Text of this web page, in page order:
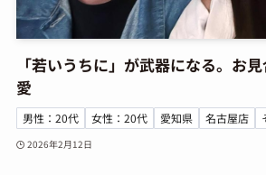
「若いうちに」が武器になる。お
愛
男性：20代 女性：20代 愛知県 名古屋店
2026年2月12日